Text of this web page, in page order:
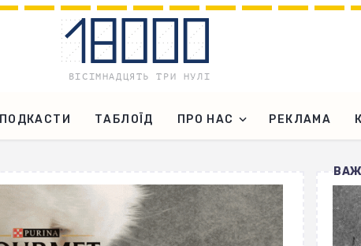
ПОДКАСТИ ТАБЛОЇД ПРО НАС РЕКЛАМА